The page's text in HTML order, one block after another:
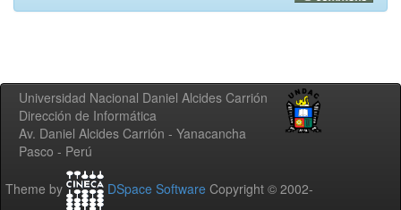
Universidad Nacional Daniel Alcides Carrión
Dirección de Informática
Av. Daniel Alcides Carrión - Yanacancha
Pasco - Perú
Theme by DSpace Software Copyright © 2002-